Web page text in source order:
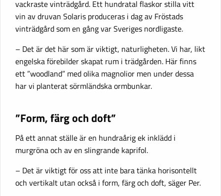
vackraste vinträdgård. Ett hundratal flaskor stilla vitt
vin av druvan Solaris produceras i dag av Fröstads
vinträdgård som en gång var Sveriges nordligaste.
– Det är det här som är viktigt, naturligheten. Vi har, likt
engelska förebilder skapat rum i trädgården. Här finns
ett ”woodland” med olika magnolior men under dessa
har vi planterat sörmländska ormbunkar.
”Form, färg och doft”
På ett annat ställe är en hundraårig ek inklädd i
murgröna och av en slingrande kaprifol.
– Det är viktigt för oss att inte bara tänka horisontellt
och vertikalt utan också i form, färg och doft, säger Per.